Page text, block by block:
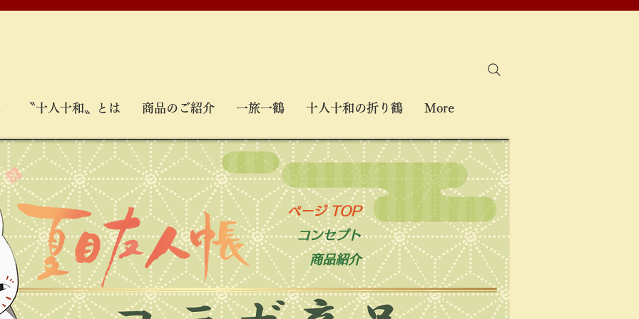
〝十人十和〟とは 商品のご紹介 一旅一鶴 十人十和の折り鶴 More
ページ TOP
コンセプト
商品紹介